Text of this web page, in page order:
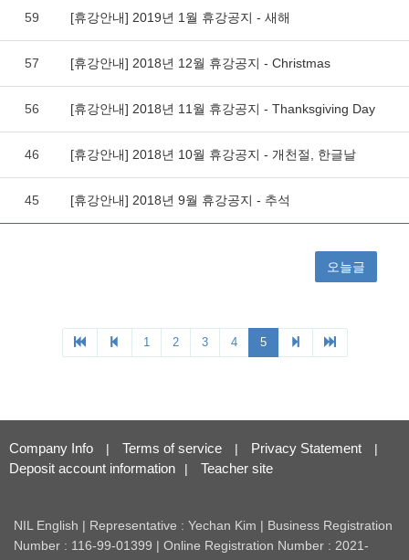
Company Info | Terms of service | Privacy Statement |
Deposit account information | Teacher site
NIL English | Representative : Yechan Kim | Business Registration
Number : 116-99-01399 | Online Registration Number : 2021-